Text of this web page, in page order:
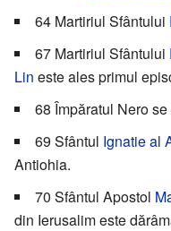
64 Martiriul Sfântului
67 Martiriul Sfântului
Lin este ales primul
68 Împăratul Nero
69 Sfântul Ignatie al
Antiohia.
70 Sfântul Apostol
din Ierusalim este